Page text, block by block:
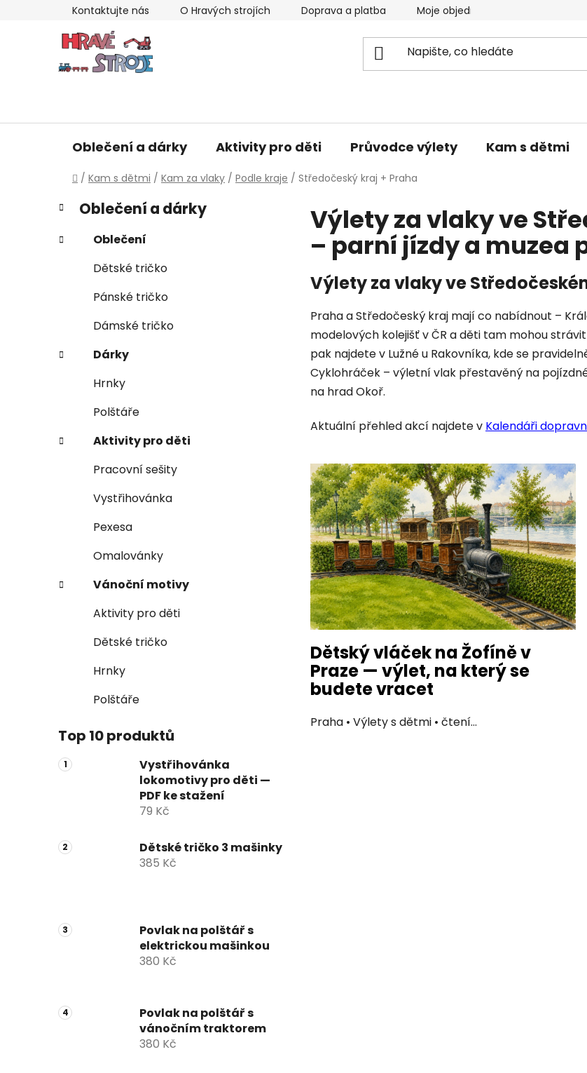
Kontaktujte nás O Hravých strojích Doprava a platba Moje objednávka
Oblečení a dárky Aktivity pro děti Průvodce výlety Kam s dětmi
Domů
/ Kam s dětmi / Kam za vlaky / Podle kraje / Středočeský kraj + Praha
P
o
s
í
p
l
Přeskočit
kategorie
K
a
e
Oblečení a dárky
Oblečení
Dětské tričko
Pánské tričko
Dámské tričko
Dárky
Hrnky
Polštáře
Aktivity pro děti
Pracovní sešity
Vystřihovánka
Pexesa
Omalovánky
Vánoční motivy
Aktivity pro děti
Dětské tričko
Hrnky
Polštáře
Top 10 produktů
Vystřihovánka
lokomotivy pro děti —
PDF ke stažení
79 Kč
Dětské tričko 3 mašinky
385 Kč
Povlak na polštář s
elektrickou mašinkou
380 Kč
Povlak na polštář s
vánočním traktorem
380 Kč
Výlety za vlaky ve
– parní jízdy a muzea
Výlety za vlaky ve
Praha a Středočeský kraj mají co nabídnout –
modelových kolejišť v ČR a děti tam mohou
pak najdete v Lužné u Rakovníka, kde se
Cyklohráček – výletní vlak přestavěný na
na hrad Okoř.
Aktuální přehled akcí najdete v Kalendáři
V
ý
p
i
s
č
l
á
n
k
ů
Dětský vláček na Žofíně v
Praze — výlet, na který se
budete vracet
Praha • Výlety s dětmi • čtení...